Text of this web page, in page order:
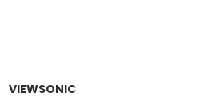
VIEWSONIC